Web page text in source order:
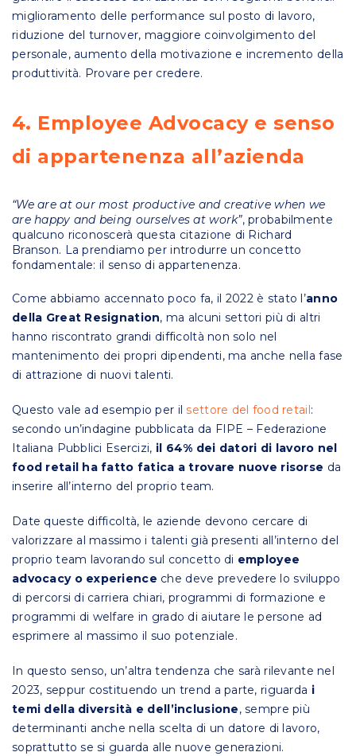
miglioramento delle performance sul posto di lavoro,
riduzione del turnover, maggiore coinvolgimento del
personale, aumento della motivazione e incremento della
produttività. Provare per credere.
4. Employee Advocacy e senso
di appartenenza all’azienda
“We are at our most productive and creative when we
are happy and being ourselves at work”, probabilmente
qualcuno riconoscerà questa citazione di Richard
Branson. La prendiamo per introdurre un concetto
fondamentale: il senso di appartenenza.
Come abbiamo accennato poco fa, il 2022 è stato l’anno
della Great Resignation, ma alcuni settori più di altri
hanno riscontrato grandi difficoltà non solo nel
mantenimento dei propri dipendenti, ma anche nella fase
di attrazione di nuovi talenti.
Questo vale ad esempio per ilsettore del food retail :
secondo un’indagine pubblicata da FIPE – Federazione
Italiana Pubblici Esercizi, il 64% dei datori di lavoro nel
food retail ha fatto fatica a trovare nuove risorse da
inserire all’interno del proprio team.
Date queste difficoltà, le aziende devono cercare di
valorizzare al massimo i talenti già presenti all’interno del
proprio team lavorando sul concetto di employee
advocacy o experience che deve prevedere lo sviluppo
di percorsi di carriera chiari, programmi di formazione e
programmi di welfare in grado di aiutare le persone ad
esprimere al massimo il suo potenziale.
In questo senso, un’altra tendenza che sarà rilevante nel
2023, seppur costituendo un trend a parte, riguarda i
temi della diversità e dell’inclusione, sempre più
determinanti anche nella scelta di un datore di lavoro,
soprattutto se si guarda alle nuove generazioni.